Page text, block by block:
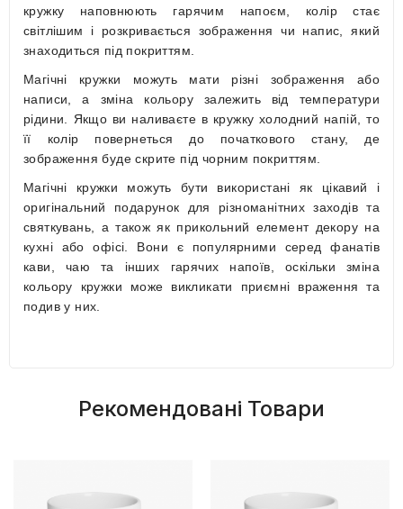
кружку наповнюють гарячим напоєм, колір стає
світлішим і розкривається зображення чи напис, який
знаходиться під покриттям.
Магічні кружки можуть мати різні зображення або
написи, а зміна кольору залежить від температури
рідини. Якщо ви наливаєте в кружку холодний напій, то
її колір повернеться до початкового стану, де
зображення буде скрите під чорним покриттям.
Магічні кружки можуть бути використані як цікавий і
оригінальний подарунок для різноманітних заходів та
святкувань, а також як прикольний елемент декору на
кухні або офісі. Вони є популярними серед фанатів
кави, чаю та інших гарячих напоїв, оскільки зміна
кольору кружки може викликати приємні враження та
подив у них.
Рекомендовані Товари